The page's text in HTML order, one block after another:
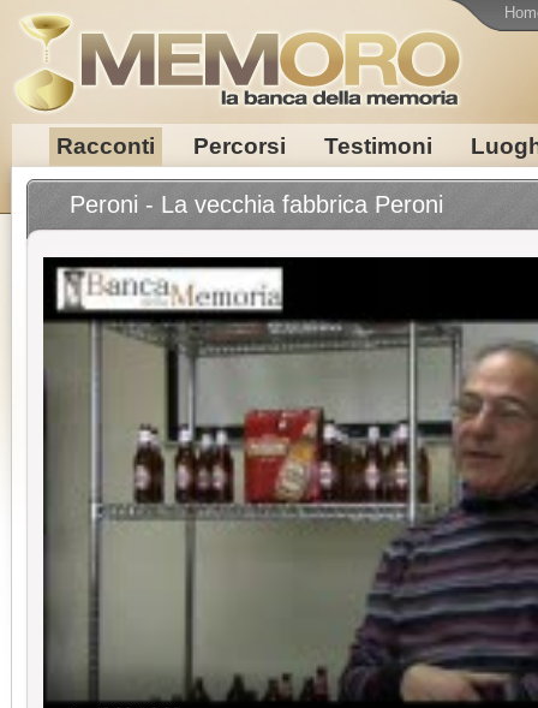
Racconti Percorsi Testimoni
Peroni - La vecchia fabbrica Peroni